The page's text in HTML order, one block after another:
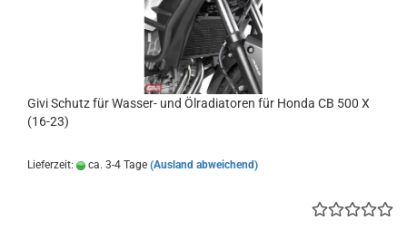
Givi Schutz für Wasser- und Ölradiatoren für Honda CB 500 X
(16-23)
Lieferzeit: ca. 3-4 Tage (Ausland abweichend)